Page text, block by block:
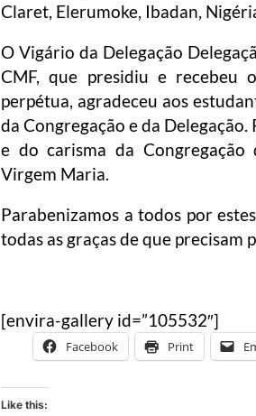
Claret, Elerumoke, Ibadan,
O Vigário da Delegação
CMF, que presidiu e recebeu
perpétua, agradeceu aos
da Congregação e da
e do carisma da
Virgem Maria.
Parabenizamos a todos por
todas as graças de que precisam
[envira-gallery id=”105532″]
Facebook Print
Like this: